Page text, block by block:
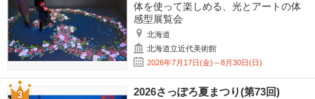
体を使って楽しめる、光とアートの体
感型展覧会
北海道
北海道立近代美術館
2026年7月17日(金)～8月30日(日)
2026さっぽろ夏まつり(第73回)